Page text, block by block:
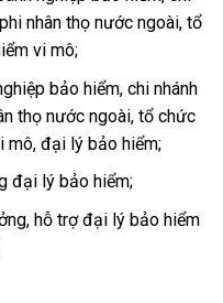
nhân thọ nước ngoài, tổ
vi mô;
bảo hiểm, chi nhánh
thọ nước ngoài, tổ chức
mô, đại lý bảo hiểm;
đại lý bảo hiểm;
hỗ trợ đại lý bảo hiểm